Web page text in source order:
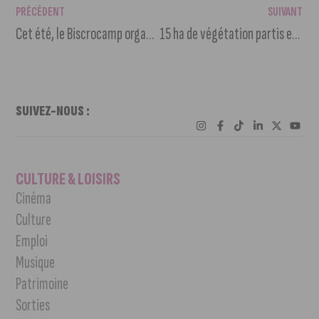
PRÉCÉDENT
Cet été, le Biscrocamp organise ses P’tites Guinguettes itinérantes partout en Côte-d’Or
SUIVANT
15 ha de végétation partis en fumée à Plombières-lès-Dijon
SUIVEZ-NOUS :
CULTURE & LOISIRS
Cinéma
Culture
Emploi
Musique
Patrimoine
Sorties